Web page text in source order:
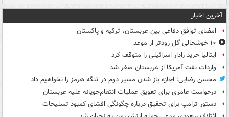
آخرین اخبار
امضای توافق دفاعی بین عربستان، ترکیه و پاکستان
۱۰ خوشحالی گل زودتر از موعد
ایتالیا خرید رادار اسرائیلی را متوقف کرد
واردات نفت آمریکا از عربستان صفر شد
محسن رضایی: اجازه باز شدن مسیر دوم در تنگه هرمز را نخواهیم داد
درخواست عامری برای تعویق عملیات انتقام‌جویانه علیه عربستان
دستور ترامپ برای تحقیق درباره چگونگی افشای کمبود تسلیحات